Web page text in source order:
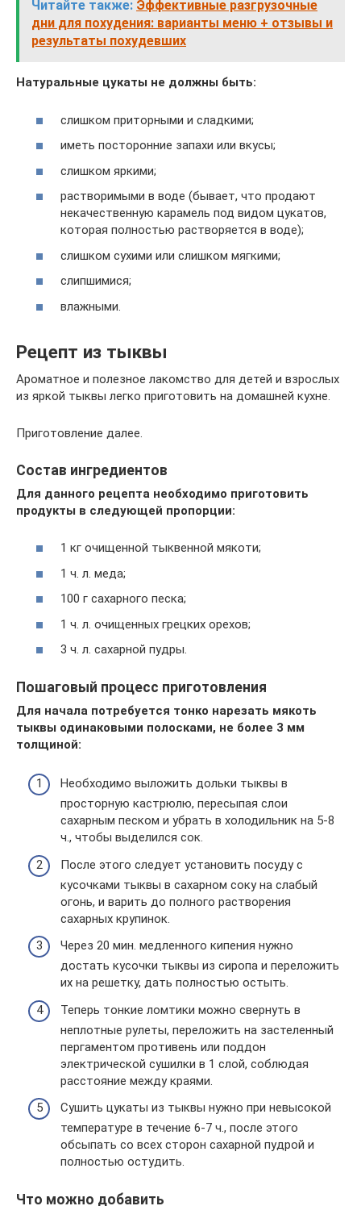
Читайте также: Эффективные разгрузочные
дни для похудения: варианты меню + отзывы и
результаты похудевших
Натуральные цукаты не должны быть:
слишком приторными и сладкими;
иметь посторонние запахи или вкусы;
слишком яркими;
растворимыми в воде (бывает, что продают
некачественную карамель под видом цукатов,
которая полностью растворяется в воде);
слишком сухими или слишком мягкими;
слипшимися;
влажными.
Рецепт из тыквы
Ароматное и полезное лакомство для детей и взрослых
из яркой тыквы легко приготовить на домашней кухне.
Приготовление далее.
Состав ингредиентов
Для данного рецепта необходимо приготовить
продукты в следующей пропорции:
1 кг очищенной тыквенной мякоти;
1 ч. л. меда;
100 г сахарного песка;
1 ч. л. очищенных грецких орехов;
3 ч. л. сахарной пудры.
Пошаговый процесс приготовления
Для начала потребуется тонко нарезать мякоть
тыквы одинаковыми полосками, не более 3 мм
толщиной:
Необходимо выложить дольки тыквы в
просторную кастрюлю, пересыпая слои
сахарным песком и убрать в холодильник на 5-8
ч., чтобы выделился сок.
После этого следует установить посуду с
кусочками тыквы в сахарном соку на слабый
огонь, и варить до полного растворения
сахарных крупинок.
Через 20 мин. медленного кипения нужно
достать кусочки тыквы из сиропа и переложить
их на решетку, дать полностью остыть.
Теперь тонкие ломтики можно свернуть в
неплотные рулеты, переложить на застеленный
пергаментом противень или поддон
электрической сушилки в 1 слой, соблюдая
расстояние между краями.
Сушить цукаты из тыквы нужно при невысокой
температуре в течение 6-7 ч., после этого
обсыпать со всех сторон сахарной пудрой и
полностью остудить.
Что можно добавить